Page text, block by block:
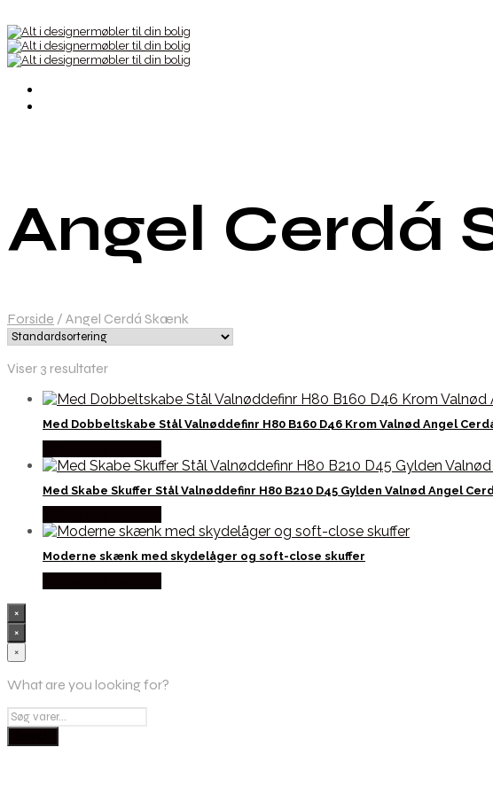
Angel Cerdá
Forside / Angel Cerdá Skænk
Viser 3 resultater
Med Dobbeltskabe Stål Valnøddefinr H80 B160 D46 Krom Valnød Angel
Med Skabe Skuffer Stål Valnøddefinr H80 B210 D45 Gylden Valnød Angel
Moderne skænk med skydelåger og soft-close skuffer
×
×
×
What are you looking for?